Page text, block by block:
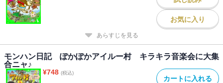
お気に入り
あらすじを見る
モンハン日記 ぽかぽかアイルー村 キラキラ音楽会に大集
合ニャ♪
¥748 (税込)
カートに入れる